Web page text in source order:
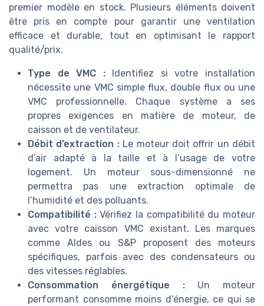
premier modèle en stock. Plusieurs éléments doivent
être pris en compte pour garantir une ventilation
efficace et durable, tout en optimisant le rapport
qualité/prix.
Type de VMC :Identifiez si votre installation
nécessite une VMC simple flux, double flux ou une
VMC professionnelle. Chaque système a ses
propres exigences en matière de moteur, de
caisson et de ventilateur.
Débit d’extraction :Le moteur doit offrir un débit
d’air adapté à la taille et à l’usage de votre
logement. Un moteur sous-dimensionné ne
permettra pas une extraction optimale de
l’humidité et des polluants.
Compatibilité :Vérifiez la compatibilité du moteur
avec votre caisson VMC existant. Les marques
comme Aldes ou S&P proposent des moteurs
spécifiques, parfois avec des condensateurs ou
des vitesses réglables.
Consommation énergétique :Un moteur
performant consomme moins d’énergie, ce qui se